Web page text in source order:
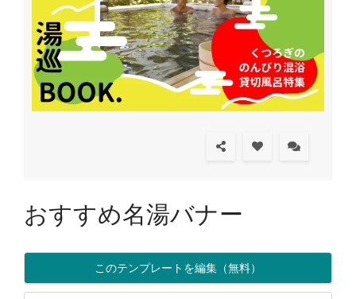
おすすめ名湯バナー
このテンプレートを編集（無料）